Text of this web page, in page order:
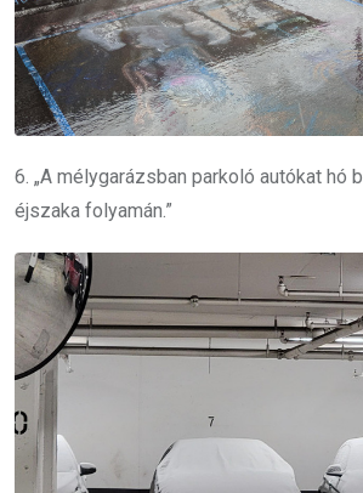
6. „A mélygarázsban parkoló autókat hó
éjszaka folyamán.”